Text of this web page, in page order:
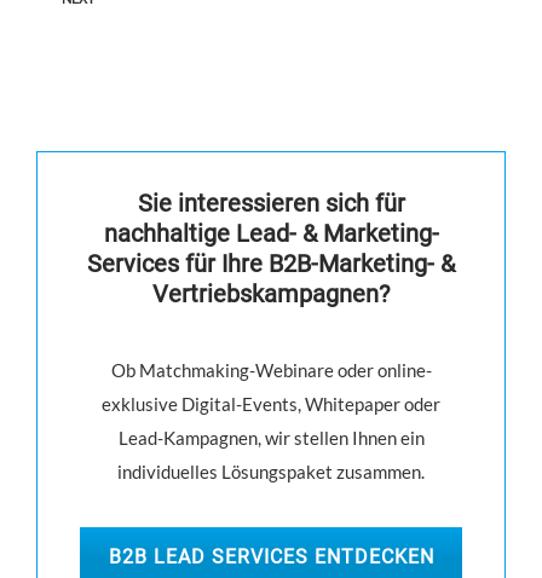
Sie interessieren sich für
nachhaltige Lead- & Marketing-
Services für Ihre B2B-Marketing- &
Vertriebskampagnen?
Ob Matchmaking-Webinare oder online-
exklusive Digital-Events, Whitepaper oder
Lead-Kampagnen, wir stellen Ihnen ein
individuelles Lösungspaket zusammen.
B2B LEAD SERVICES ENTDECKEN